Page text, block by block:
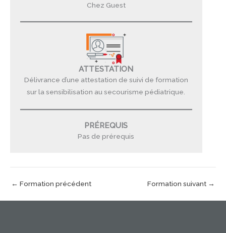
Chez Guest
ATTESTATION
Délivrance d’une attestation de suivi de formation
sur la sensibilisation au secourisme pédiatrique.
PRÉREQUIS
Pas de prérequis
← Formation précédent Formation suivant →